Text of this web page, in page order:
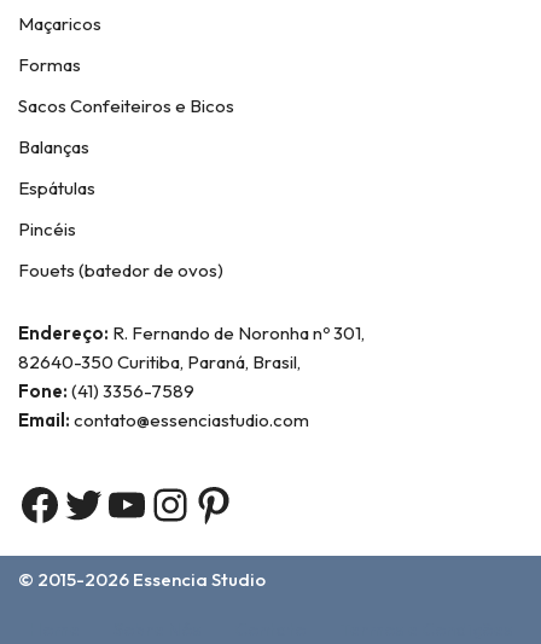
Maçaricos
Formas
Sacos Confeiteiros e Bicos
Balanças
Espátulas
Pincéis
Fouets (batedor de ovos)
Endereço: R. Fernando de Noronha nº 301,
82640-350 Curitiba, Paraná, Brasil,
Fone: (41) 3356-7589
Email: contato@essenciastudio.com
© 2015-2026 Essencia Studio